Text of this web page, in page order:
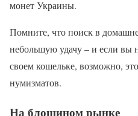
монет Украины.
Помните, что поиск в
небольшую удачу – и если вы
своем кошельке, возможно,
нумизматов.
На блошином рынке